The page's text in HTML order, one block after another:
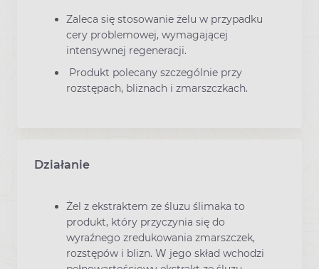
Zaleca się stosowanie żelu w przypadku
cery problemowej, wymagającej
intensywnej regeneracji.
Produkt polecany szczególnie przy
rozstępach, bliznach i zmarszczkach.
Działanie
Żel z ekstraktem ze śluzu ślimaka to
produkt, który przyczynia się do
wyraźnego zredukowania zmarszczek,
rozstępów i blizn. W jego skład wchodzi